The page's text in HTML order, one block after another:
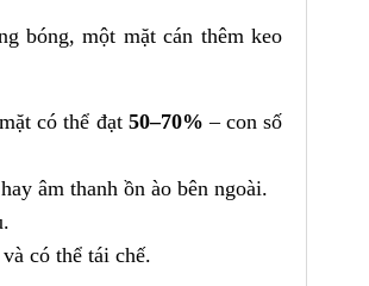
bóng, một mặt cán thêm keo
có thể đạt 50–70% – con số
âm thanh ồn ào bên ngoài.
có thể tái chế.